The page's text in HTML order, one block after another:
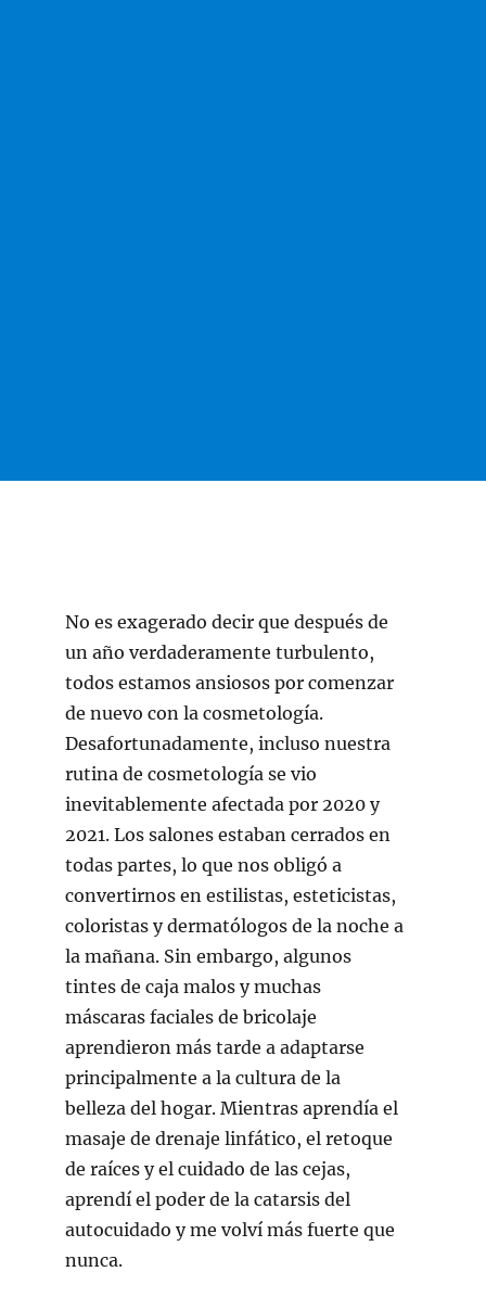
No es exagerado decir que después de
un año verdaderamente turbulento,
todos estamos ansiosos por comenzar
de nuevo con la cosmetología.
Desafortunadamente, incluso nuestra
rutina de cosmetología se vio
inevitablemente afectada por 2020 y
2021. Los salones estaban cerrados en
todas partes, lo que nos obligó a
convertirnos en estilistas, esteticistas,
coloristas y dermatólogos de la noche a
la mañana. Sin embargo, algunos
tintes de caja malos y muchas
máscaras faciales de bricolaje
aprendieron más tarde a adaptarse
principalmente a la cultura de la
belleza del hogar. Mientras aprendía el
masaje de drenaje linfático, el retoque
de raíces y el cuidado de las cejas,
aprendí el poder de la catarsis del
autocuidado y me volví más fuerte que
nunca.